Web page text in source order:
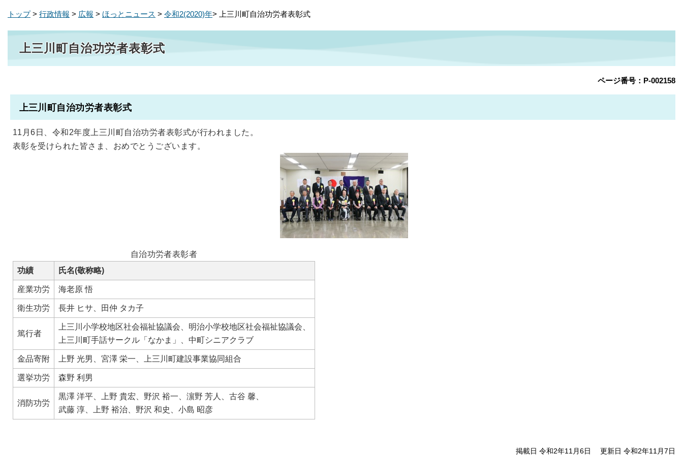
トップ> 行政情報 > 広報 > ほっとニュース > 令和2(2020)年> 上三川町自治功労者表彰式
上三川町自治功労者表彰式
ページ番号：P-002158
上三川町自治功労者表彰式
11月6日、令和2年度上三川町自治功労者表彰式が行われました。
表彰を受けられた皆さま、おめでとうございます。
自治功労者表彰者
功績 氏名(敬称略)
産業功労 海老原 悟
衛生功労 長井 ヒサ、田仲 タカ子
篤行者
上三川小学校地区社会福祉協議会、明治小学校地区社会福祉協議会、
上三川町手話サークル「なかま」、中町シニアクラブ
金品寄附 上野 光男、宮澤 栄一、上三川町建設事業協同組合
選挙功労 森野 利男
消防功労
黒澤 洋平、上野 貴宏、野沢 裕一、濵野 芳人、古谷 馨、
武藤 淳、上野 裕治、野沢 和史、小島 昭彦
掲載日 令和2年11月6日 更新日 令和2年11月7日